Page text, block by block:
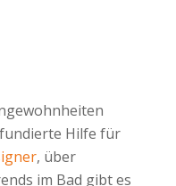
Hilfe für
, über
im Bad gibt es